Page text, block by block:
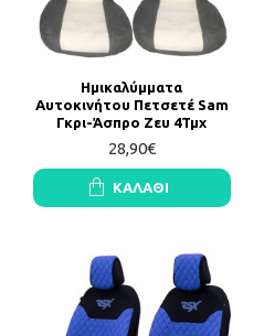
Ημικαλύμματα
Αυτοκινήτου Πετσετέ Sam
Γκρι-Άσπρο Ζευ 4Τμχ
28,90€
ΚΑΛΆΘΙ